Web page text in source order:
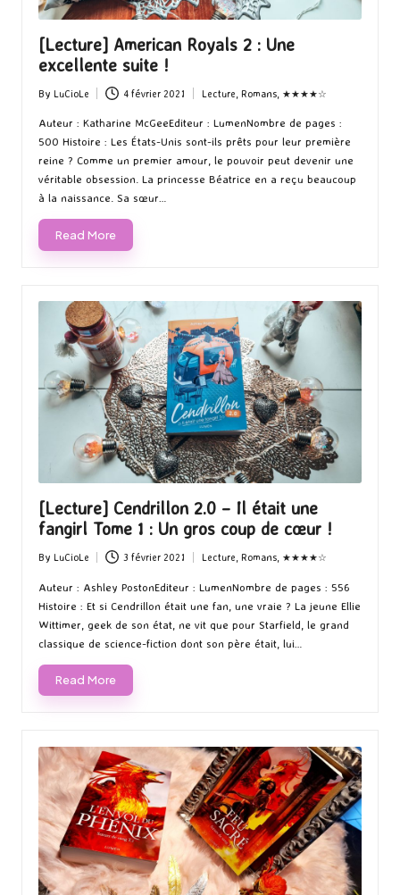
[Lecture] American Royals 2 : Une
excellente suite !
Posted
by
By LuCioLe 4 février 2021
Posted
in
Lecture Romans, ★★★★☆
Auteur : Katharine McGeeEditeur : LumenNombre de pages :
500 Histoire : Les États-Unis sont-ils prêts pour leur première
reine ? Comme un premier amour, le pouvoir peut devenir une
véritable obsession. La princesse Béatrice en a reçu beaucoup
à la naissance. Sa sœur…
Read More
[Lecture] Cendrillon 2.0 – Il était une
fangirl Tome 1 : Un gros coup de cœur !
Posted
by
By LuCioLe 3 février 2021
Posted
in
Lecture, Romans, ★★★★☆
Auteur : Ashley PostonEditeur : LumenNombre de pages : 556
Histoire : Et si Cendrillon était une fan, une vraie ? La jeune Ellie
Wittimer, geek de son état, ne vit que pour Starfield, le grand
classique de science-fiction dont son père était, lui…
Read More